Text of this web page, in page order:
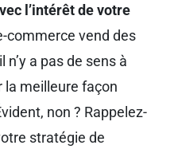
l’intérêt de votre
commerce vend des
a pas de sens à
la meilleure façon
non ? Rappelez-
stratégie de